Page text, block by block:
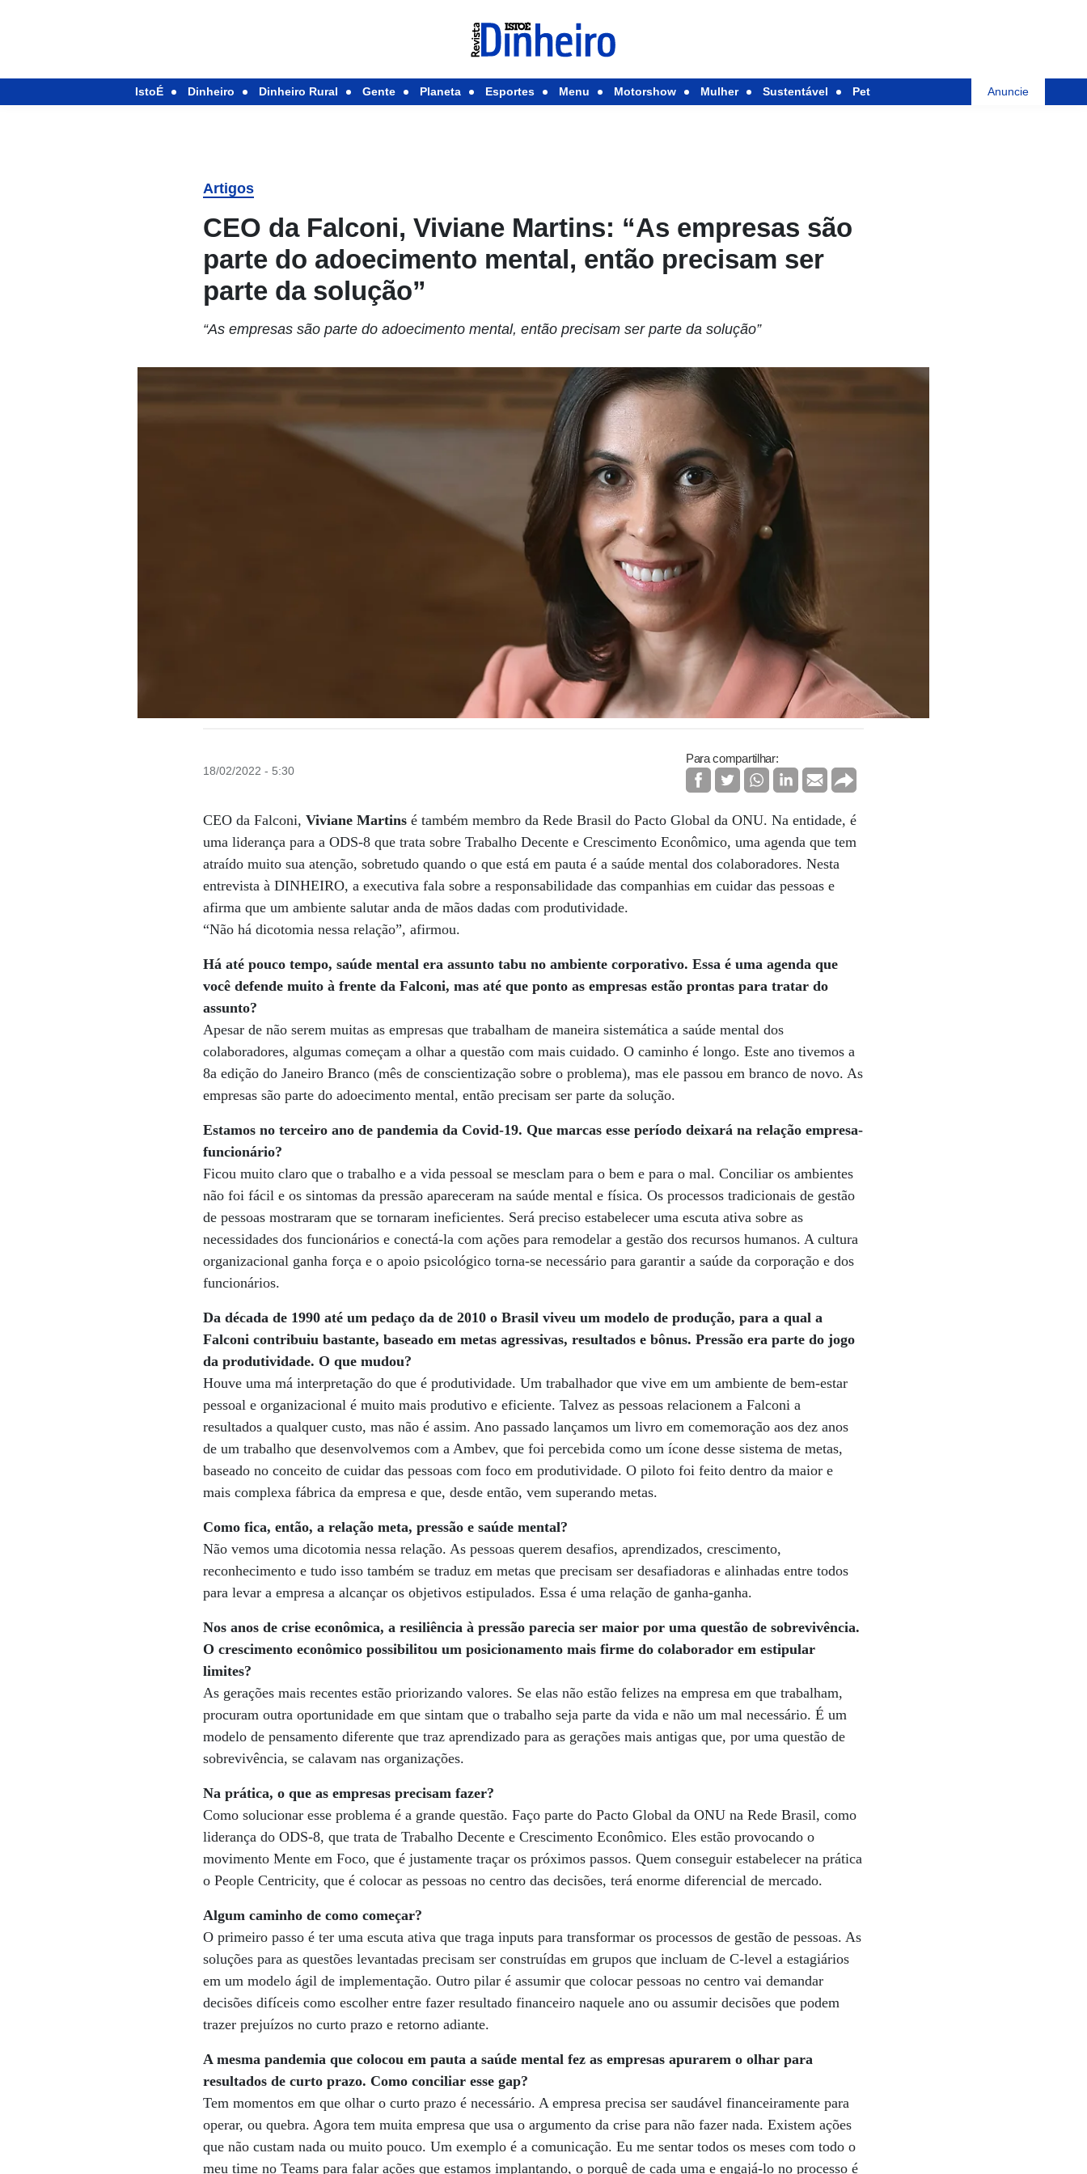
IstoÉ Dinheiro Dinheiro Rural Gente Planeta Esportes Menu Motorshow Mulher Sustentável Pet Anuncie
Artigos
CEO da Falconi, Viviane Martins: “As empresas são
parte do adoecimento mental, então precisam ser
parte da solução”
“As empresas são parte do adoecimento mental, então precisam ser parte da solução”
18/02/2022 - 5:30
Para compartilhar:
CEO da Falconi,Viviane Martins é também membro da Rede Brasil do Pacto Global da ONU. Na entidade, é
uma liderança para a ODS-8 que trata sobre Trabalho Decente e Crescimento Econômico, uma agenda que tem
atraído muito sua atenção, sobretudo quando o que está em pauta é a saúde mental dos colaboradores. Nesta
entrevista à DINHEIRO, a executiva fala sobre a responsabilidade das companhias em cuidar das pessoas e
afirma que um ambiente salutar anda de mãos dadas com produtividade.
“Não há dicotomia nessa relação”, afirmou.
Há até pouco tempo, saúde mental era assunto tabu no ambiente corporativo. Essa é uma agenda que
você defende muito à frente da Falconi, mas até que ponto as empresas estão prontas para tratar do
assunto?
Apesar de não serem muitas as empresas que trabalham de maneira sistemática a saúde mental dos
colaboradores, algumas começam a olhar a questão com mais cuidado. O caminho é longo. Este ano tivemos a
8a edição do Janeiro Branco (mês de conscientização sobre o problema), mas ele passou em branco de novo. As
empresas são parte do adoecimento mental, então precisam ser parte da solução.
Estamos no terceiro ano de pandemia da Covid-19. Que marcas esse período deixará na relação empresa-
funcionário?
Ficou muito claro que o trabalho e a vida pessoal se mesclam para o bem e para o mal. Conciliar os ambientes
não foi fácil e os sintomas da pressão apareceram na saúde mental e física. Os processos tradicionais de gestão
de pessoas mostraram que se tornaram ineficientes. Será preciso estabelecer uma escuta ativa sobre as
necessidades dos funcionários e conectá-la com ações para remodelar a gestão dos recursos humanos. A cultura
organizacional ganha força e o apoio psicológico torna-se necessário para garantir a saúde da corporação e dos
funcionários.
Da década de 1990 até um pedaço da de 2010 o Brasil viveu um modelo de produção, para a qual a
Falconi contribuiu bastante, baseado em metas agressivas, resultados e bônus. Pressão era parte do jogo
da produtividade. O que mudou?
Houve uma má interpretação do que é produtividade. Um trabalhador que vive em um ambiente de bem-estar
pessoal e organizacional é muito mais produtivo e eficiente. Talvez as pessoas relacionem a Falconi a
resultados a qualquer custo, mas não é assim. Ano passado lançamos um livro em comemoração aos dez anos
de um trabalho que desenvolvemos com a Ambev, que foi percebida como um ícone desse sistema de metas,
baseado no conceito de cuidar das pessoas com foco em produtividade. O piloto foi feito dentro da maior e
mais complexa fábrica da empresa e que, desde então, vem superando metas.
Como fica, então, a relação meta, pressão e saúde mental?
Não vemos uma dicotomia nessa relação. As pessoas querem desafios, aprendizados, crescimento,
reconhecimento e tudo isso também se traduz em metas que precisam ser desafiadoras e alinhadas entre todos
para levar a empresa a alcançar os objetivos estipulados. Essa é uma relação de ganha-ganha.
Nos anos de crise econômica, a resiliência à pressão parecia ser maior por uma questão de sobrevivência.
O crescimento econômico possibilitou um posicionamento mais firme do colaborador em estipular
limites?
As gerações mais recentes estão priorizando valores. Se elas não estão felizes na empresa em que trabalham,
procuram outra oportunidade em que sintam que o trabalho seja parte da vida e não um mal necessário. É um
modelo de pensamento diferente que traz aprendizado para as gerações mais antigas que, por uma questão de
sobrevivência, se calavam nas organizações.
Na prática, o que as empresas precisam fazer?
Como solucionar esse problema é a grande questão. Faço parte do Pacto Global da ONU na Rede Brasil, como
liderança do ODS-8, que trata de Trabalho Decente e Crescimento Econômico. Eles estão provocando o
movimento Mente em Foco, que é justamente traçar os próximos passos. Quem conseguir estabelecer na prática
o People Centricity, que é colocar as pessoas no centro das decisões, terá enorme diferencial de mercado.
Algum caminho de como começar?
O primeiro passo é ter uma escuta ativa que traga inputs para transformar os processos de gestão de pessoas. As
soluções para as questões levantadas precisam ser construídas em grupos que incluam de C-level a estagiários
em um modelo ágil de implementação. Outro pilar é assumir que colocar pessoas no centro vai demandar
decisões difíceis como escolher entre fazer resultado financeiro naquele ano ou assumir decisões que podem
trazer prejuízos no curto prazo e retorno adiante.
A mesma pandemia que colocou em pauta a saúde mental fez as empresas apurarem o olhar para
resultados de curto prazo. Como conciliar esse gap?
Tem momentos em que olhar o curto prazo é necessário. A empresa precisa ser saudável financeiramente para
operar, ou quebra. Agora tem muita empresa que usa o argumento da crise para não fazer nada. Existem ações
que não custam nada ou muito pouco. Um exemplo é a comunicação. Eu me sentar todos os meses com todo o
meu time no Teams para falar ações que estamos implantando, o porquê de cada uma e engajá-lo no processo é